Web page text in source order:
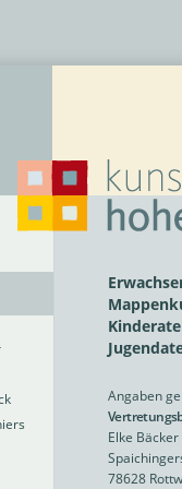
Angaben
Elke Bäcker
78628